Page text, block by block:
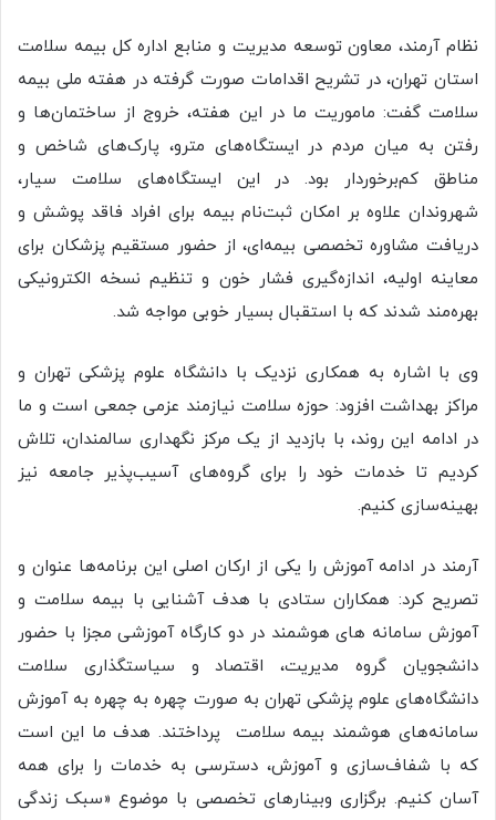
نظام آرمند، معاون توسعه مدیریت و منابع اداره کل بیمه سلامت
استان تهران، در تشریح اقدامات صورت گرفته در هفته ملی بیمه
سلامت گفت: ماموریت ما در این هفته، خروج از ساختمان‌ها و
رفتن به میان مردم در ایستگاه‌های مترو، پارک‌های شاخص و
مناطق کم‌برخوردار بود. در این ایستگاه‌های سلامت سیار،
شهروندان علاوه بر امکان ثبت‌نام بیمه برای افراد فاقد پوشش و
دریافت مشاوره تخصصی بیمه‌ای، از حضور مستقیم پزشکان برای
معاینه اولیه، اندازه‌گیری فشار خون و تنظیم نسخه الکترونیکی
بهره‌مند شدند که با استقبال بسیار خوبی مواجه شد.
وی با اشاره به همکاری نزدیک با دانشگاه علوم پزشکی تهران و
مراکز بهداشت افزود: حوزه سلامت نیازمند عزمی جمعی است و ما
در ادامه این روند، با بازدید از یک مرکز نگهداری سالمندان، تلاش
کردیم تا خدمات خود را برای گروه‌های آسیب‌پذیر جامعه نیز
بهینه‌سازی کنیم.
آرمند در ادامه آموزش را یکی از ارکان اصلی این برنامه‌ها عنوان و
تصریح کرد: همکاران ستادی با هدف آشنایی با بیمه سلامت و
آموزش سامانه های هوشمند در دو کارگاه آموزشی مجزا با حضور
دانشجویان گروه مدیریت، اقتصاد و سیاستگذاری سلامت
دانشگاه‌های علوم پزشکی تهران به صورت چهره به چهره به آموزش
سامانه‌های هوشمند بیمه سلامت پرداختند. هدف ما این است
که با شفاف‌سازی و آموزش، دسترسی به خدمات را برای همه
آسان کنیم. برگزاری وبینارهای تخصصی با موضوع «سبک زندگی